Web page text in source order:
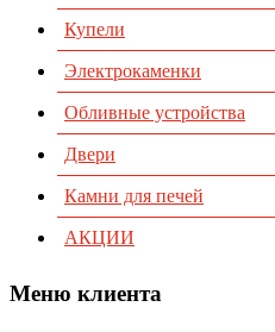
Купели
Электрокаменки
Обливные устройства
Двери
Камни для печей
АКЦИИ
Меню клиента